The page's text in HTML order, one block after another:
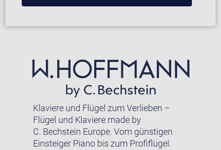
Klaviere und Flügel zum Verlieben –
Flügel und Klaviere made by
C. Bechstein Europe. Vom günstigen
Einsteiger Piano bis zum Profiflügel.